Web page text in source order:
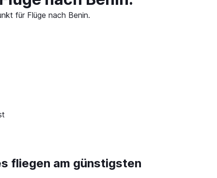
für Flüge nach Benin.
fliegen am günstigsten